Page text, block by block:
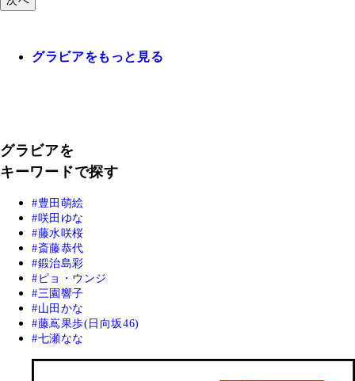
グラビアをもっと見る
グラビアを
キーワードで探す
豊田萌絵
咲田ゆな
藤水咲桜
斎藤恭代
鍛治島彩
ピョ・ウンジ
三園響子
山田かな
藤嶌果歩(日向坂46)
七瀬なな